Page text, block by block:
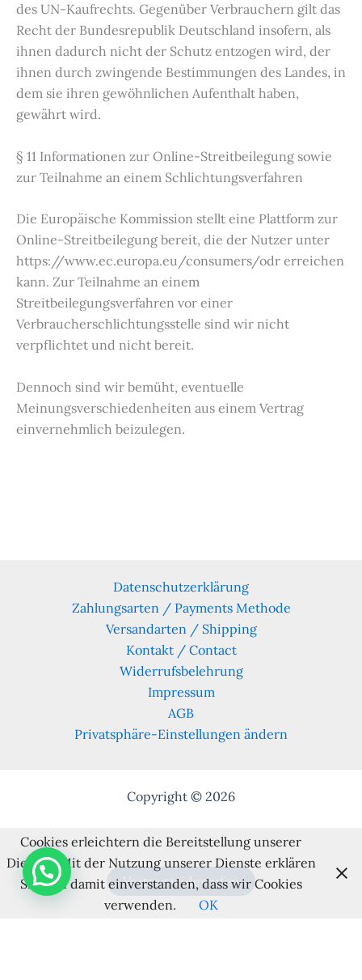
des UN-Kaufrechts. Gegenüber Verbrauchern gilt das
Recht der Bundesrepublik Deutschland insofern, als
ihnen dadurch nicht der Schutz entzogen wird, der
ihnen durch zwingende Bestimmungen des Landes, in
dem sie ihren gewöhnlichen Aufenthalt haben,
gewährt wird.
§ 11 Informationen zur Online-Streitbeilegung sowie
zur Teilnahme an einem Schlichtungsverfahren
Die Europäische Kommission stellt eine Plattform zur
Online-Streitbeilegung bereit, die der Nutzer unter
https://www.ec.europa.eu/consumers/odr erreichen
kann. Zur Teilnahme an einem
Streitbeilegungsverfahren vor einer
Verbraucherschlichtungsstelle sind wir nicht
verpflichtet und nicht bereit.
Dennoch sind wir bemüht, eventuelle
Meinungsverschiedenheiten aus einem Vertrag
einvernehmlich beizulegen.
Datenschutzerklärung
Zahlungsarten / Payments Methode
Versandarten / Shipping
Kontakt / Contact
Widerrufsbelehrung
Impressum
AGB
Privatsphäre-Einstellungen ändern
Copyright © 2026
Vertrag widerrufen
Cookies erleichtern die Bereitstellung unserer
Dienste. Mit der Nutzung unserer Dienste erklären
Sie sich damit einverstanden, dass wir Cookies
verwenden.
OK